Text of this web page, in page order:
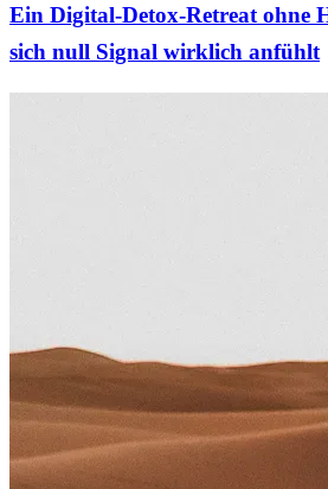
Ein Digital-Detox-Retreat ohne
sich null Signal wirklich anfühlt